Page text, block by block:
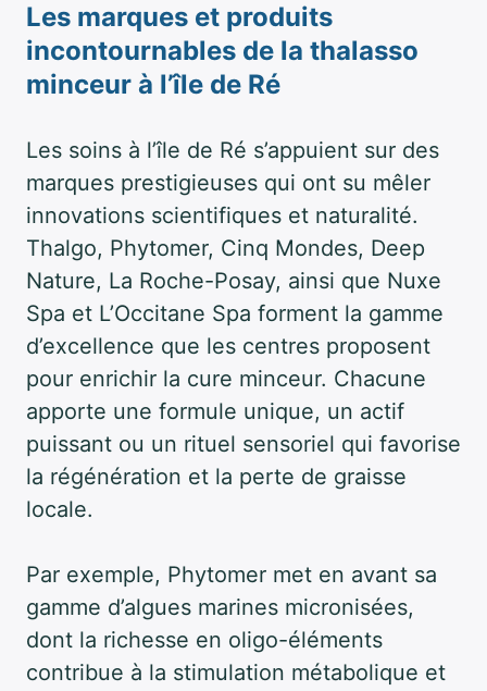
Les marques et produits
incontournables de la thalasso
minceur à l’île de Ré
Les soins à l’île de Ré s’appuient sur des
marques prestigieuses qui ont su mêler
innovations scientifiques et naturalité.
Thalgo, Phytomer, Cinq Mondes, Deep
Nature, La Roche-Posay, ainsi que Nuxe
Spa et L’Occitane Spa forment la gamme
d’excellence que les centres proposent
pour enrichir la cure minceur. Chacune
apporte une formule unique, un actif
puissant ou un rituel sensoriel qui favorise
la régénération et la perte de graisse
locale.
Par exemple, Phytomer met en avant sa
gamme d’algues marines micronisées,
dont la richesse en oligo-éléments
contribue à la stimulation métabolique et